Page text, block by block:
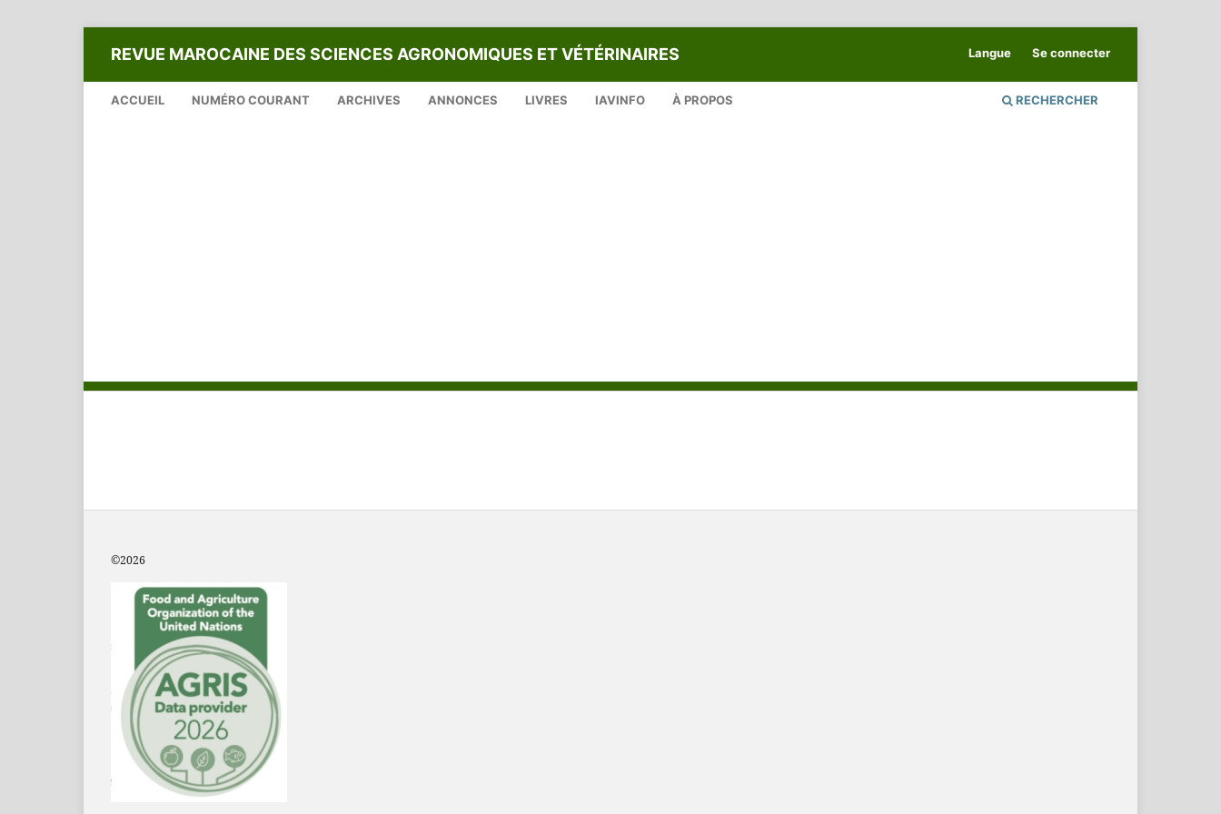
REVUE MAROCAINE DES SCIENCES AGRONOMIQUES ET VÉTÉRINAIRES
ACCUEIL NUMÉRO COURANT ARCHIVES ANNONCES LIVRES IAVINFO À PROPOS RECHERCHER
Langue Se connecter
©2026